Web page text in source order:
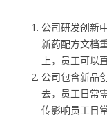
公司研发创新
新药配方文档
上，员工可以
公司包含新品
去，员工日常
传影响员工日